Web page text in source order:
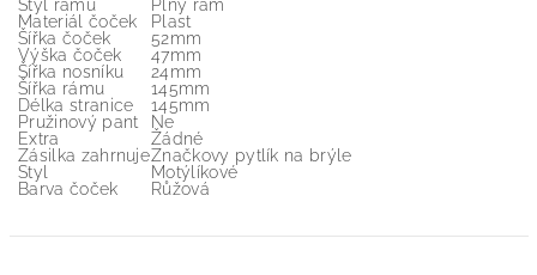
Styl rámu
Plný rám
Materiál čoček
Plast
Šířka čoček
52mm
Výška čoček
47mm
Šířka nosníku
24mm
Šířka rámu
145mm
Délka stranice
145mm
Pružinový pant
Ne
Extra
Žádné
Zásilka zahrnujeZnačkovy pytlík na brýle
Styl
Motýlíkové
Barva čoček
Růžová